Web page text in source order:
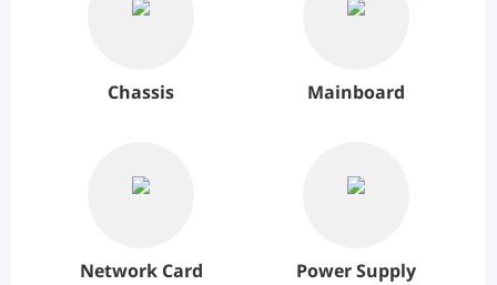
Chassis Mainboard
Network Card Power Supply